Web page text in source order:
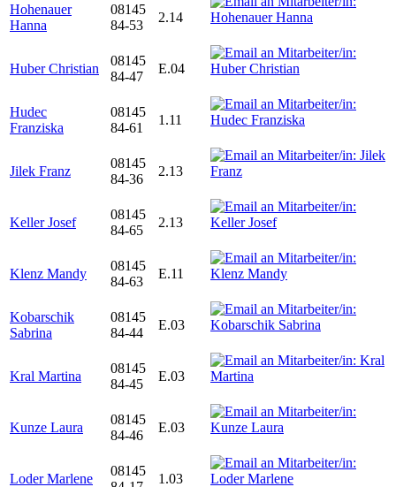
Hohenauer
Hanna
08145
84-53
2.14
Huber Christian
08145
84-47
E.04
Hudec
Franziska
08145
84-61
1.11
Jilek Franz
08145
84-36
2.13
Keller Josef
08145
84-65
2.13
Klenz Mandy
08145
84-63
E.11
Kobarschik
Sabrina
08145
84-44
E.03
Kral Martina
08145
84-45
E.03
Kunze Laura
08145
84-46
E.03
Loder Marlene
08145
1.03